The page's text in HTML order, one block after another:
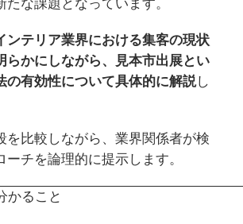
な課題となっています。
ンテリア業界における集客の現状
らかにしながら、見本市出展とい
の有効性について具体的に解説し
を比較しながら、業界関係者が検
チを論理的に提示します。
かること